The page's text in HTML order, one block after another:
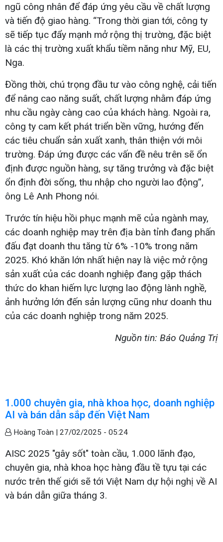
ngũ công nhân để đáp ứng yêu cầu về chất lượng
và tiến độ giao hàng. “Trong thời gian tới, công ty
sẽ tiếp tục đẩy mạnh mở rộng thị trường, đặc biệt
là các thị trường xuất khẩu tiềm năng như Mỹ, EU,
Nga.
Đồng thời, chú trọng đầu tư vào công nghệ, cải tiến
để nâng cao năng suất, chất lượng nhằm đáp ứng
nhu cầu ngày càng cao của khách hàng. Ngoài ra,
công ty cam kết phát triển bền vững, hướng đến
các tiêu chuẩn sản xuất xanh, thân thiện với môi
trường. Đáp ứng được các vấn đề nêu trên sẽ ổn
định được nguồn hàng, sự tăng trưởng và đặc biệt
ổn định đời sống, thu nhập cho người lao động”,
ông Lê Anh Phong nói.
Trước tín hiệu hồi phục mạnh mẽ của ngành may,
các doanh nghiệp may trên địa bàn tỉnh đang phấn
đấu đạt doanh thu tăng từ 6% -10% trong năm
2025. Khó khăn lớn nhất hiện nay là việc mở rộng
sản xuất của các doanh nghiệp đang gặp thách
thức do khan hiếm lực lượng lao động lành nghề,
ảnh hưởng lớn đến sản lượng cũng như doanh thu
của các doanh nghiệp trong năm 2025.
Nguồn tin: Báo Quảng Trị
1.000 chuyên gia, nhà khoa học, doanh nghiệp
AI và bán dẫn sắp đến Việt Nam
Hoàng Toàn | 27/02/2025 - 05:24
AISC 2025 "gây sốt" toàn cầu, 1.000 lãnh đạo,
chuyên gia, nhà khoa học hàng đầu tề tựu tại các
nước trên thế giới sẽ tới Việt Nam dự hội nghị về AI
và bán dẫn giữa tháng 3.